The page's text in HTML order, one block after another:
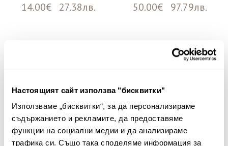
Настоящият сайт използва "бисквитки"
Използваме „бисквитки“, за да персонализираме
съдържанието и рекламите, да предоставяме
функции на социални медии и да анализираме
трафика си. Също така споделяме информация за
14.00€ 27.38лв. 50.00€ 97.79лв.
Споделете Вашето мнение
Име